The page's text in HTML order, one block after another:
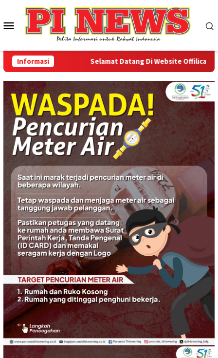
konten
Menu
Mobile
Informasi Selamat Datang Di Website Offilical PI-